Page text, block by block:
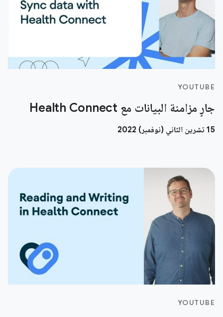
YOUTUBE
جارٍ مزامنة البيانات مع Health Connect
15 تشرين الثاني (نوفمبر) 2022
YOUTUBE